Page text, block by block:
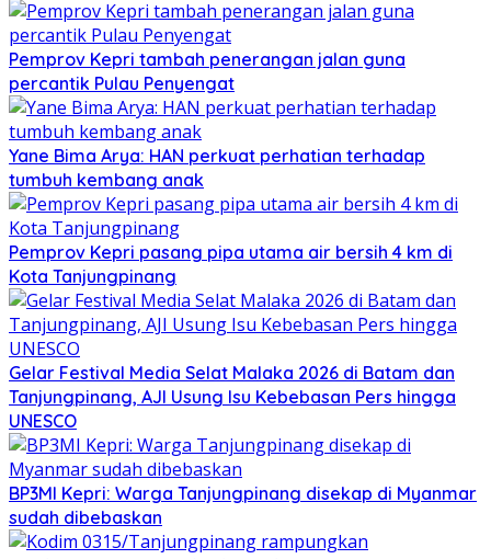
Pemprov Kepri tambah penerangan jalan guna
percantik Pulau Penyengat
Yane Bima Arya: HAN perkuat perhatian terhadap
tumbuh kembang anak
Pemprov Kepri pasang pipa utama air bersih 4 km di
Kota Tanjungpinang
Gelar Festival Media Selat Malaka 2026 di Batam dan
Tanjungpinang, AJI Usung Isu Kebebasan Pers hingga
UNESCO
BP3MI Kepri: Warga Tanjungpinang disekap di Myanmar
sudah dibebaskan